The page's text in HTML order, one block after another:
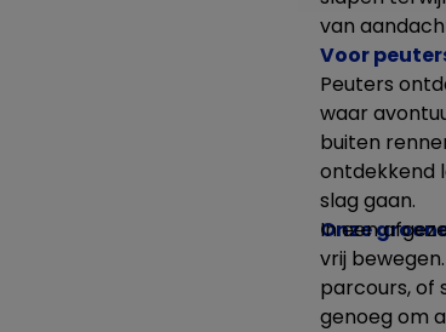
van
Voor
Peuters
waar
buiten
ontdekkend
slag gaan.
Onze
In een
vrij
parcours, of
genoeg om